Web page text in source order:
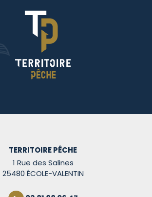
TERRITOIRE PÊCHE
1 Rue des Salines
25480 ÉCOLE-VALENTIN